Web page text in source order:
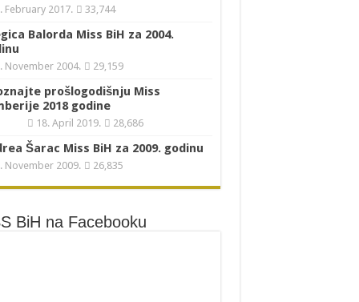
February 2017. 33,744
Balorda Miss BiH za 2004.
November 2004. 29,159
prošlogodišnju Miss
2018 godine
18. April 2019. 28,686
Šarac Miss BiH za 2009. godinu
November 2009. 26,835
BiH na Facebooku